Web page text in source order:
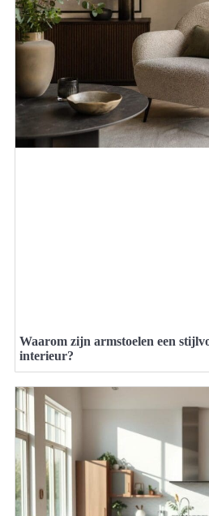
Waarom zijn armstoelen een
interieur?